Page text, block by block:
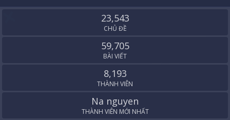
S
23,543
CHỦ ĐỀ
59,705
BÀI VIẾT
8,193
THÀNH VIÊN
Na nguyen
THÀNH VIÊN MỚI NHẤT